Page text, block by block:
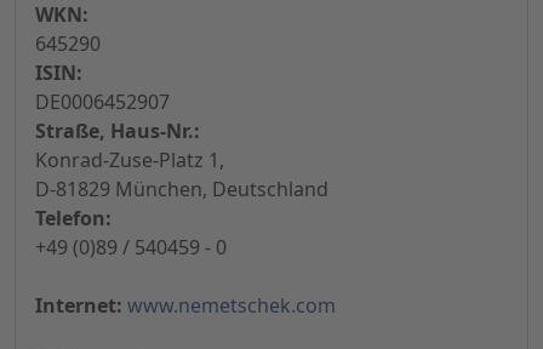
WKN:
645290
ISIN:
DE0006452907
Straße, Haus-Nr.:
Konrad-Zuse-Platz 1,
D-81829 München, Deutschland
Telefon:
+49 (0)89 / 540459 - 0
Internet: www.nemetschek.com